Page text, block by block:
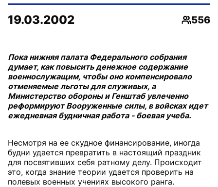
19.03.2002
556
Пока нижняя палата Федерального собрания
думает, как повысить денежное содержание
военнослужащим, чтобы оно компенсировало
отменяемые льготы для служивых, а
Министерство обороны и Генштаб увлеченно
реформируют Вооруженные силы, в войсках идет
ежедневная будничная работа - боевая учеба.
Несмотря на ее скудное финансирование, иногда
будни удается превратить в настоящий праздник
для посвятивших себя ратному делу. Происходит
это, когда знание теории удается проверить на
полевых военных учениях высокого ранга.